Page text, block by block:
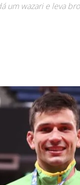
um wazari e leva